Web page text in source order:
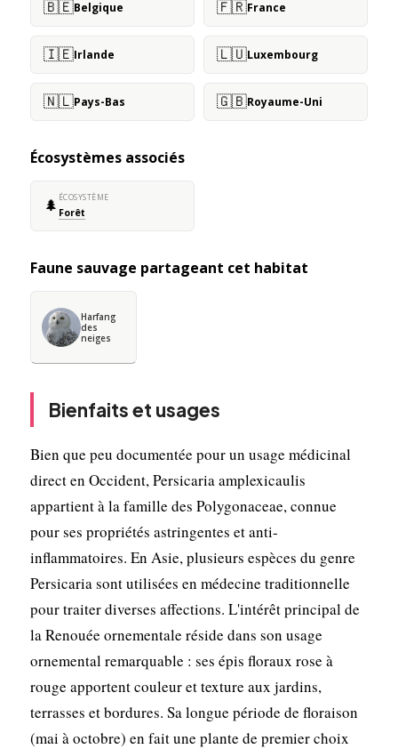
🇧🇪Belgique 🇫🇷France
🇮🇪Irlande 🇱🇺Luxembourg
🇳🇱Pays-Bas 🇬🇧Royaume-Uni
Écosystèmes associés
🌲 ÉCOSYSTÈME
Forêt
Faune sauvage partageant cet habitat
Harfang
des
neiges
Bienfaits et usages
Bien que peu documentée pour un usage médicinal
direct en Occident, Persicaria amplexicaulis
appartient à la famille des Polygonaceae, connue
pour ses propriétés astringentes et anti-
inflammatoires. En Asie, plusieurs espèces du genre
Persicaria sont utilisées en médecine traditionnelle
pour traiter diverses affections. L'intérêt principal de
la Renouée ornementale réside dans son usage
ornemental remarquable : ses épis floraux rose à
rouge apportent couleur et texture aux jardins,
terrasses et bordures. Sa longue période de floraison
(mai à octobre) en fait une plante de premier choix